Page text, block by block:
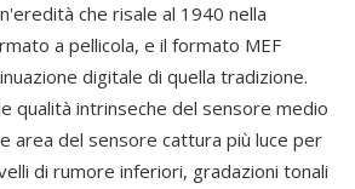
che risale al 1940 nella
a pellicola, e il formato MEF
digitale di quella tradizione.
qualità intrinseche del sensore medio
area del sensore cattura più luce per
di rumore inferiori, gradazioni tonali